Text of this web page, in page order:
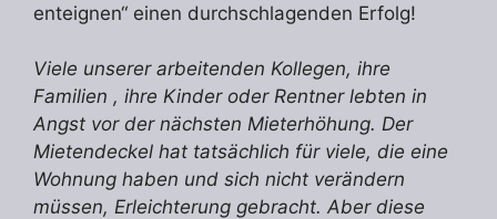
enteignen“ einen durchschlagenden Erfolg!
Viele unserer arbeitenden Kollegen, ihre
Familien , ihre Kinder oder Rentner lebten in
Angst vor der nächsten Mieterhöhung. Der
Mietendeckel hat tatsächlich für viele, die eine
Wohnung haben und sich nicht verändern
müssen, Erleichterung gebracht. Aber diese